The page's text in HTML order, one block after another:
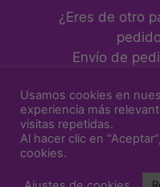
¿Eres de otro
Envío de
Aviso Legal-Política de
Condiciones
© 2026 Siguiendo el hilo
Usamos cookies en
experiencia más
visitas repetidas.
Al hacer clic en
cookies.